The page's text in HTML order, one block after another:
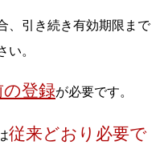
、引き続き有効期限まで
い。
の登録が必要です。
従来どおり必要で